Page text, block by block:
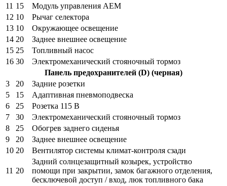
11 15
Модуль управления AEM
12 10
Рычаг селектора
13 10
Окружающее освещение
14 20
Заднее внешнее освещение
15 25
Топливный насос
16 30
Электромеханический стояночный тормоз
Панель предохранителей (D) (черная)
3
20
Задние розетки
5
15
Адаптивная пневмоподвеска
6
25
Розетка 115 В
7
30
Электромеханический стояночный тормоз
8
25
Обогрев заднего сиденья
9
20
Заднее внешнее освещение
10 20 Вентилятор системы климат-контроля сзади
11 20
Задний солнцезащитный козырек, устройство
помощи при закрытии, замок багажного отделения,
бесключевой доступ / вход, люк топливного бака